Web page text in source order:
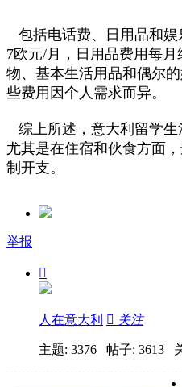
包括电话费、日用品和娱
7欧元/月，日用品费用每月
物、基本生活用品和偶尔
些费用因个人需求而异。
综上所述，意大利留学生
尤其是在住宿和伙食方面
制开支。
举报

人在意大利  关注
主题: 3376 帖子: 3613